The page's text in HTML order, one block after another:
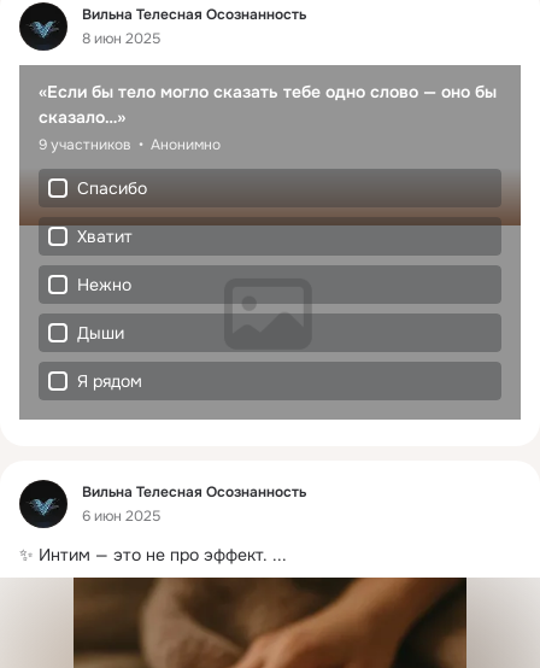
Фид
Вильна Телесная Осознанность
8 июн 2025
«Если бы тело могло сказать тебе одно слово — оно бы
сказало…»
9 участников Анонимно
Спасибо
Хватит
Нежно
Дыши
Я рядом
Фид
Вильна Телесная Осознанность
6 июн 2025
✨ Интим — это не про эффект. ...